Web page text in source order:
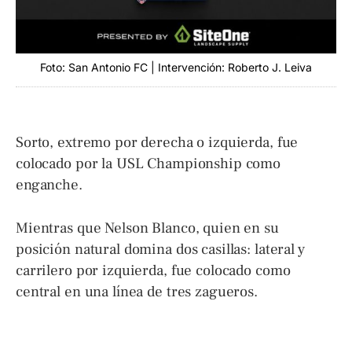
Foto: San Antonio FC | Intervención: Roberto J. Leiva
Sorto, extremo por derecha o izquierda, fue
colocado por la USL Championship como
enganche.
Mientras que Nelson Blanco, quien en su
posición natural domina dos casillas: lateral y
carrilero por izquierda, fue colocado como
central en una línea de tres zagueros.